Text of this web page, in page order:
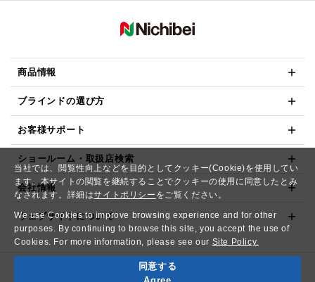
当社では、閲覧性向上などを目的としてクッキー(Cookie)を使用してい
ます。本サイトの閲覧を継続することでクッキーの使用に同意したとみ
なされます。詳細はサイトポリシー をご覧ください。
We use Cookies to improve browsing experience and for other
purposes. By continuing to browse this site, you accept the use of
Cookies. For more information, please see our Site Policy.
同意する
商品情報
ブラインドの選び方
お客様サポート
ショールーム・取扱店検索
会社情報
ウェブサイトについて
Copyright© NICHIBEI CO.,LTD. All Rights Reserved.